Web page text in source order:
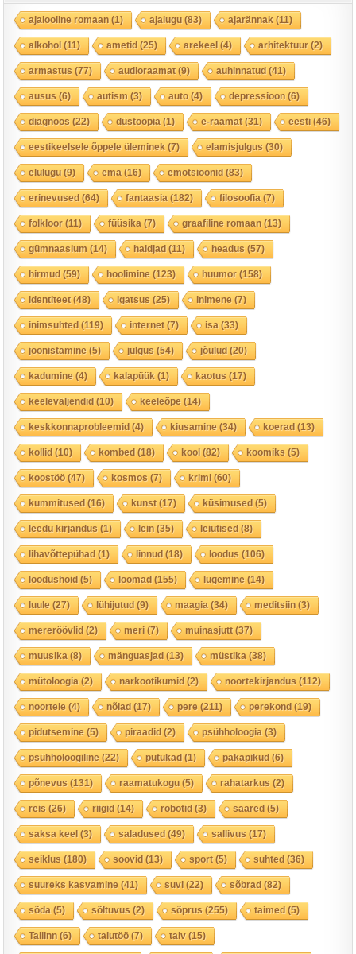
ajalooline romaan(1) ajalugu(83) ajarännak (11)
alkohol(11) ametid(25) arekeel(4) arhitektuur(2)
armastus (77) audioraamat(9) auhinnatud(41)
ausus (6) autism (3) auto(4) depressioon(6)
diagnoos (22) düstoopia (1) e-raamat(31) eesti(46)
eestikeelsele õppele üleminek (7) elamisjulgus (30)
elulugu(9) ema (16) emotsioonid(83)
erinevused(64) fantaasia (182) filosoofia (7)
folkloor(11) füüsika (7) graafiline romaan(13)
gümnaasium (14) haldjad(11) headus (57)
hirmud(59) hoolimine (123) huumor(158)
identiteet(48) igatsus (25) inimene (7)
inimsuhted(119) internet(7) isa (33)
joonistamine (5) julgus (54) jõulud(20)
kadumine (4) kalapüük (1) kaotus (17)
keeleväljendid(10) keeleõpe (14)
keskkonnaprobleemid(4) kiusamine (34) koerad(13)
kollid(10) kombed(18) kool(82) koomiks (5)
koostöö(47) kosmos (7) krimi(60)
kummitused(16) kunst(17) küsimused(5)
leedu kirjandus (1) lein(35) leiutised(8)
lihavõttepühad(1) linnud(18) loodus (106)
loodushoid(5) loomad(155) lugemine (14)
luule (27) lühijutud(9) maagia (34) meditsiin(3)
mereröövlid(2) meri(7) muinasjutt(37)
muusika (8) mänguasjad(13) müstika (38)
mütoloogia (2) narkootikumid(2) noortekirjandus (112)
noortele (4) nõiad(17) pere (211) perekond(19)
pidutsemine (5) piraadid(2) psühholoogia (3)
psühholoogiline (22) putukad(1) päkapikud(6)
põnevus (131) raamatukogu(5) rahatarkus (2)
reis (26) riigid(14) robotid(3) saared(5)
saksa keel(3) saladused(49) sallivus (17)
seiklus (180) soovid(13) sport(5) suhted(36)
suureks kasvamine (41) suvi(22) sõbrad(82)
sõda (5) sõltuvus (2) sõprus (255) taimed(5)
Tallinn(6) talutöö(7) talv(15)